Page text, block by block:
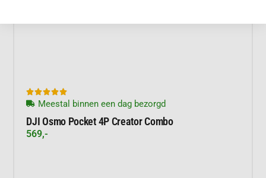

Meestal binnen een dag bezorgd
DJI Osmo Pocket 4P Creator Combo
569,-